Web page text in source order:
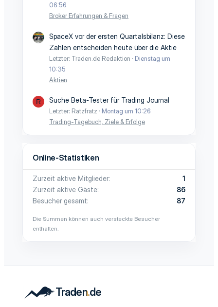
06:56
Broker Erfahrungen & Fragen
SpaceX vor der ersten Quartalsbilanz: Diese
Zahlen entscheiden heute über die Aktie
Letzter: Traden.de Redaktion
Dienstag um
10:35
Aktien
R Suche Beta-Tester für Trading Journal
Letzter: Ratzfratz
Montag um 10:26
Trading-Tagebuch, Ziele & Erfolge
Online-Statistiken
Zurzeit aktive Mitglieder
1
Zurzeit aktive Gäste
86
Besucher gesamt
87
Die Summen können auch versteckte Besucher
enthalten.